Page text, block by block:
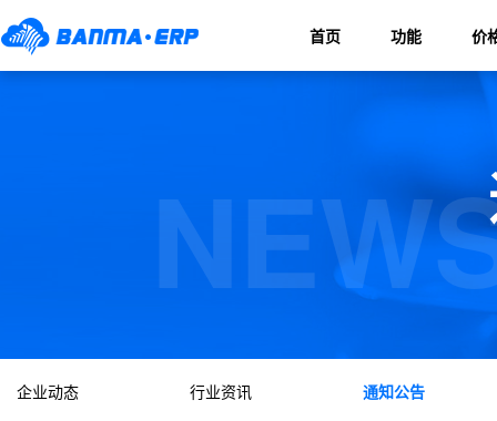
首页 功能 价
企业动态 行业资讯 通知公告